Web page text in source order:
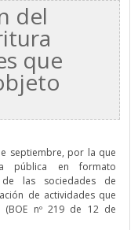
del
que
septiembre, por la que
pública en formato
las sociedades de
de actividades que
nº 219 de 12 de